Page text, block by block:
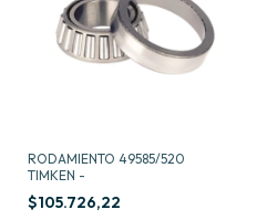
RODAMIENTO 49585/520
TIMKEN -
$105.726,22